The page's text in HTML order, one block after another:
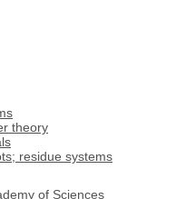
theory
residue systems
of Sciences